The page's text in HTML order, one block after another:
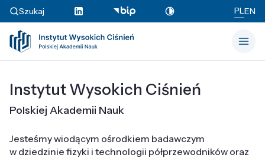
Szukaj PLEN
Instytut Wysokich Ciśnień
Polskiej Akademii Nauk
Jesteśmy wiodącym ośrodkiem badawczym
w dziedzinie fizyki i technologii półprzewodników oraz